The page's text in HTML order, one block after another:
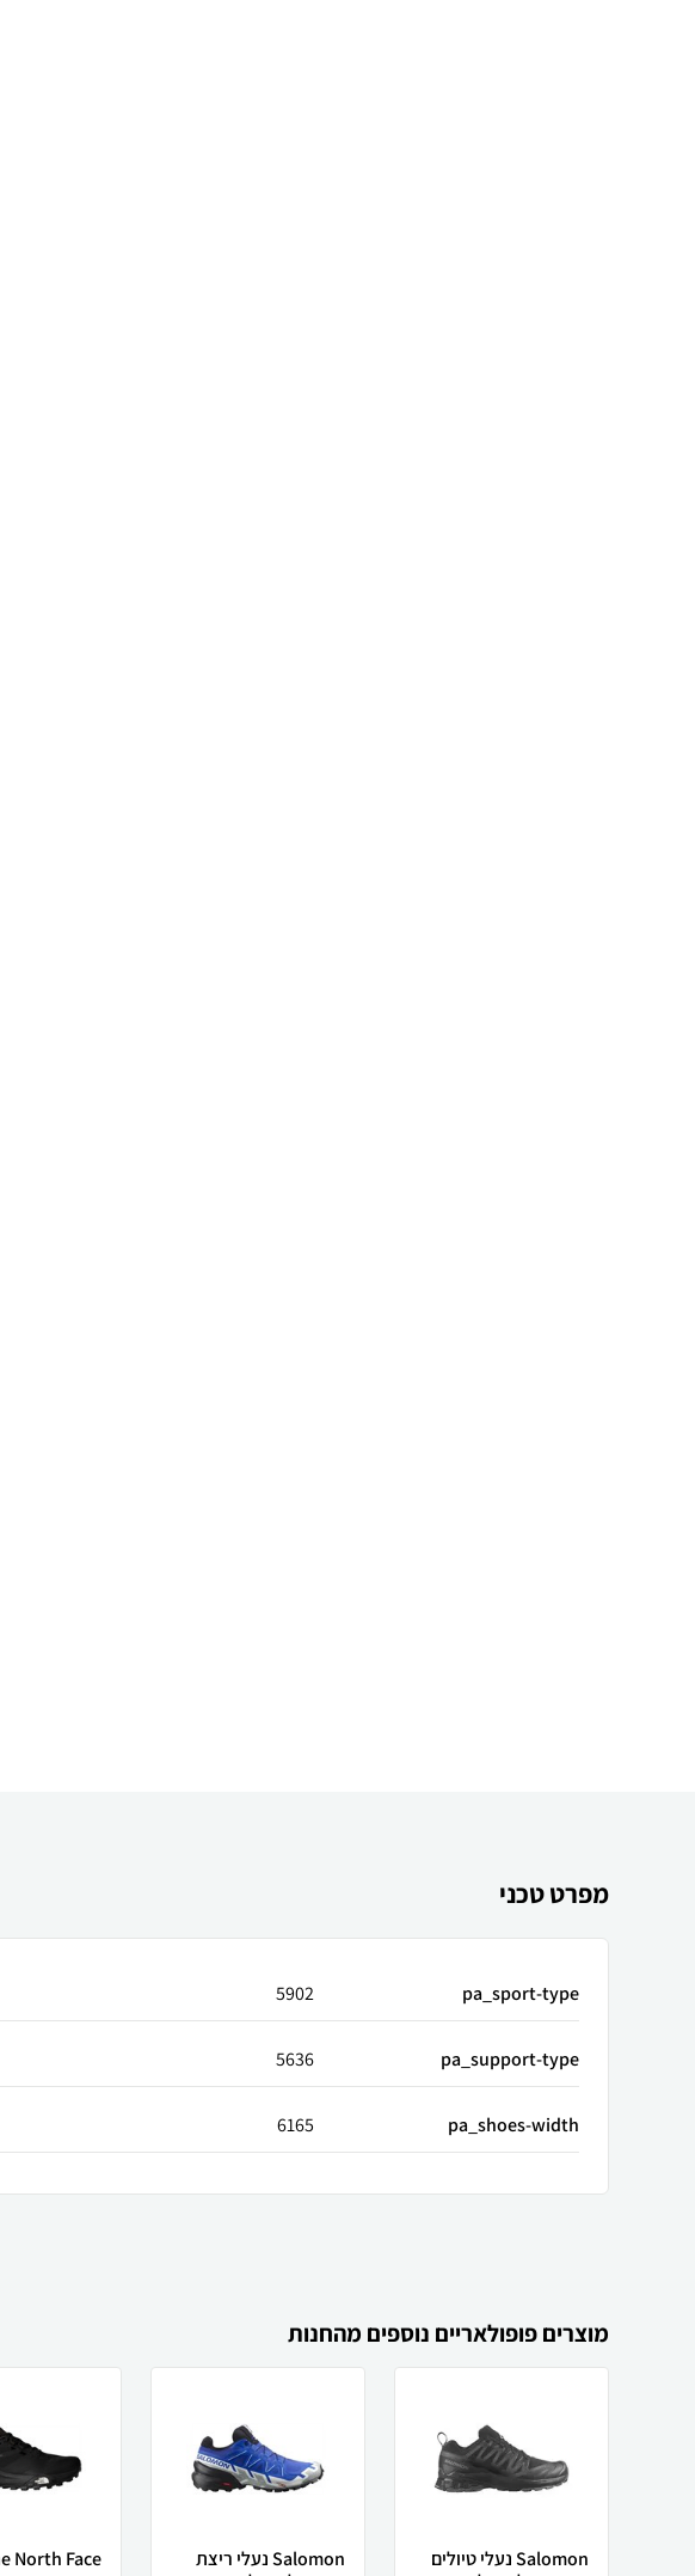
מפרט טכני
pa_sport-type
5902
pa_support-type
5636
pa_shoes-width
6165
מוצרים פופולאריים נוספים מהחנות
Salomon נעלי טיולים
Salomon נעלי ריצת